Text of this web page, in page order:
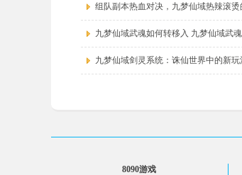
组队副本热血对决，九梦仙域热辣滚烫
九梦仙域武魂如何转移入 九梦仙域武
九梦仙域剑灵系统：诛仙世界中的新玩
8090游戏